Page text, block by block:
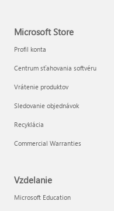
Microsoft Store
Profil konta
Centrum sťahovania softvéru
Vrátenie produktov
Sledovanie objednávok
Recyklácia
Commercial Warranties
Vzdelanie
Microsoft Education